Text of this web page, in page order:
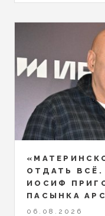
ОТДАТЬ
ИОСИФ
ПАСЫНКА
06.08.2026